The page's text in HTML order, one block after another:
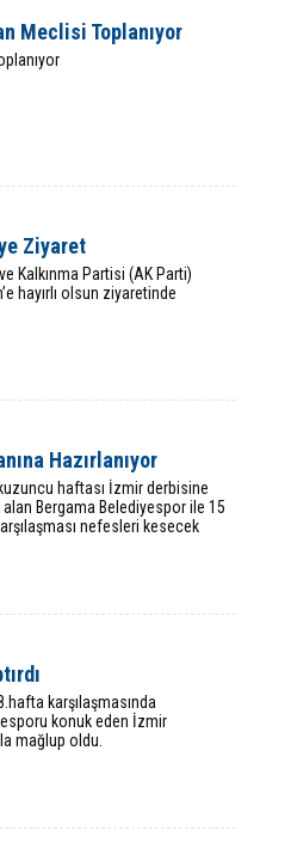
Meclisi Toplanıyor
Ziyaret
Kalkınma Partisi (AK Parti)
hayırlı olsun ziyaretinde
Hazırlanıyor
haftası İzmir derbisine
Bergama Belediyespor ile 15
nefesleri kesecek
karşılaşmasında
konuk eden İzmir
mağlup oldu.